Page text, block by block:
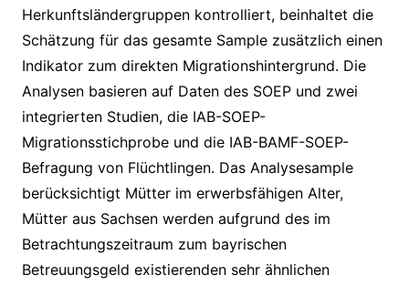
Herkunftsländergruppen kontrolliert, beinhaltet die
Schätzung für das gesamte Sample zusätzlich einen
Indikator zum direkten Migrationshintergrund. Die
Analysen basieren auf Daten des SOEP und zwei
integrierten Studien, die IAB-SOEP-
Migrationsstichprobe und die IAB-BAMF-SOEP-
Befragung von Flüchtlingen. Das Analysesample
berücksichtigt Mütter im erwerbsfähigen Alter,
Mütter aus Sachsen werden aufgrund des im
Betrachtungszeitraum zum bayrischen
Betreuungsgeld existierenden sehr ähnlichen